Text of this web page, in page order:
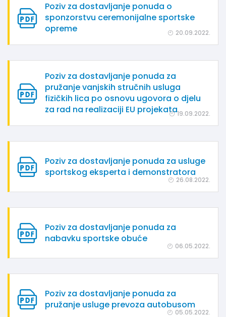
Poziv za dostavljanje ponuda o
sponzorstvu ceremonijalne sportske
opreme
20.09.2022.
Poziv za dostavljanje ponuda za
pružanje vanjskih stručnih usluga
fizičkih lica po osnovu ugovora o djelu
za rad na realizaciji EU projekata19.09.2022.
Poziv za dostavljanje ponuda za usluge
sportskog eksperta i demonstratora
26.08.2022.
Poziv za dostavljanje ponuda za
nabavku sportske obuće
06.05.2022.
Poziv za dostavljanje ponuda za
pružanje usluge prevoza autobusom
05.05.2022.